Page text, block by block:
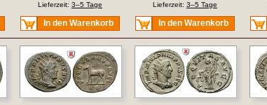
Lieferzeit: 3–5 Tage
In den Warenkorb
Lieferzeit: 3–5 Tage
In den Warenkorb